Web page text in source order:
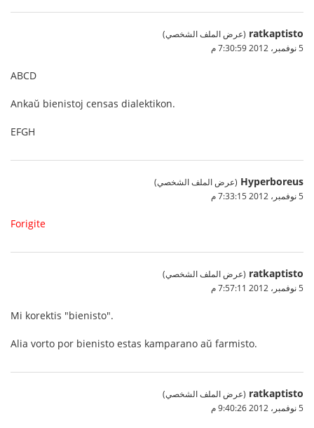
ratkaptisto (عرض الملف الشخصي)
5 نوفمبر، 2012 7:30:59 م
ABCD
Ankaŭ bienistoj censas dialektikon.
EFGH
Hyperboreus (عرض الملف الشخصي)
5 نوفمبر، 2012 7:33:15 م
Forigite
ratkaptisto (عرض الملف الشخصي)
5 نوفمبر، 2012 7:57:11 م
Mi korektis "bienisto".
Alia vorto por bienisto estas kamparano aŭ farmisto.
ratkaptisto (عرض الملف الشخصي)
5 نوفمبر، 2012 9:40:26 م